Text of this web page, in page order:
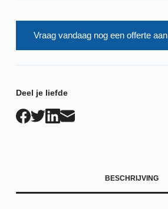
Vraag vandaag nog een offerte aan
Deel je liefde
BESCHRIJVING